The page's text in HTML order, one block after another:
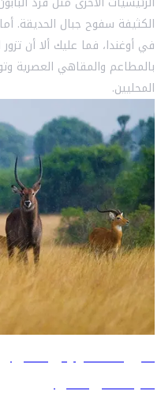
الكثيفة سفوح جبال الحديقة.
في أوغندا، فما عليك ألا أن
بالمطاعم والمقاهي العصرية
المحليين.
دليل السفر إلى عنتيبي
تعرّف على عنتيبي